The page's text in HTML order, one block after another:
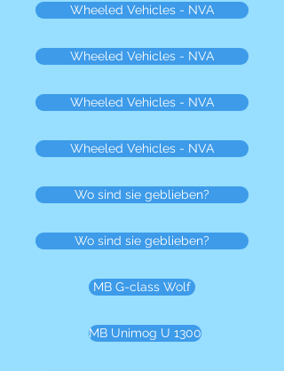
Wheeled Vehicles - NVA
Wheeled Vehicles - NVA
Wheeled Vehicles - NVA
Wheeled Vehicles - NVA
Wo sind sie geblieben?
Wo sind sie geblieben?
MB G-class Wolf
MB Unimog U 1300